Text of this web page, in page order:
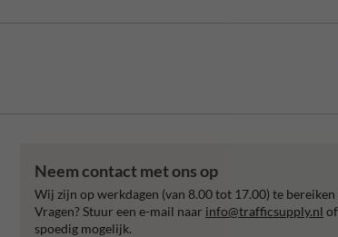
Neem contact met ons op
Wij zijn op werkdagen (van 8.00 tot 17.00) te bereiken
Vragen? Stuur een e-mail naar info@trafficsupply.nl
spoedig mogelijk.